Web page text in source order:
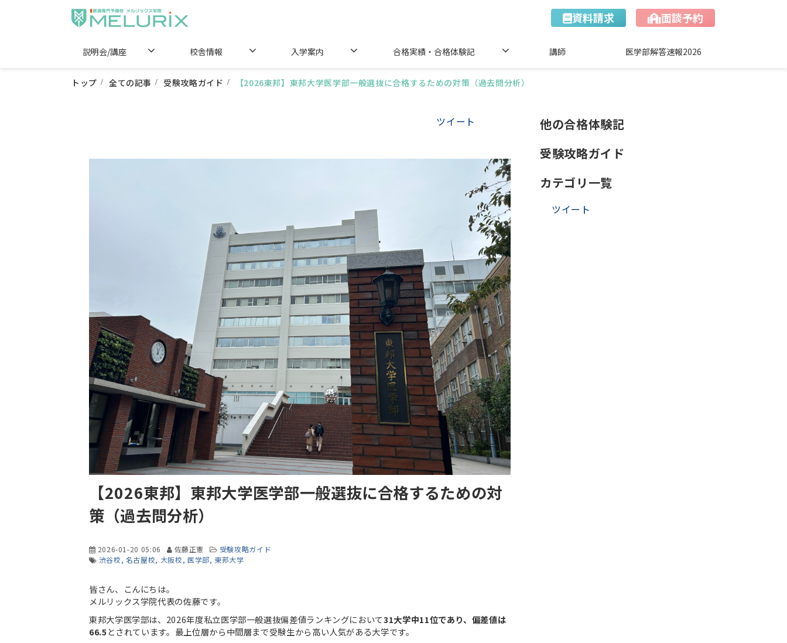
資料請求 面談予約
説明会/講座 校舎情報 入学案内 合格実績・合格体験記 講師 医学部解答速報2026
トップ 全ての記事 受験攻略ガイド 【2026東邦】東邦大学医学部一般選抜に合格するための対策（過去問分析）
ツイート
【2026東邦】東邦大学医学部一般選抜に合格するための対
策（過去問分析）
2026-01-20 05:06 佐藤正憲
受験攻略ガイド
渋谷校 名古屋校 大阪校 医学部 東邦大学
皆さん、こんにちは。
メルリックス学院代表の佐藤です。
東邦大学医学部は、2026年度私立医学部一般選抜偏差値ランキングにおいて31大学中11位であり、偏差値は
66.5とされています。最上位層から中間層まで受験生から高い人気がある大学です。
他の合格体験記
受験攻略ガイド
カテゴリ一覧
ツイート